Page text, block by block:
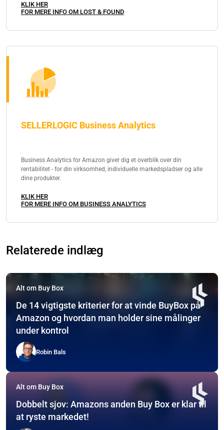
KLIK HER
FOR MERE INFO OM LOST & FOUND
SELLERLOGIC Business Analytics
Business Analytics for Amazon giver dig et overblik over din
rentabilitet - for din virksomhed, individuelle markedspladser og alle
dine produkter.
KLIK HER
FOR MERE INFO OM BUSINESS ANALYTICS
Relaterede indlæg
Alt om Buy Box
De 14 vigtigste kriterier for at vinde BuyBox på
Amazon og hvordan man holder sine målinger
under kontrol
Robin Bals
Alt om Buy Box
Dobbelt sjov: Amazons anden Buy Box er klar til
at ryste markedet!